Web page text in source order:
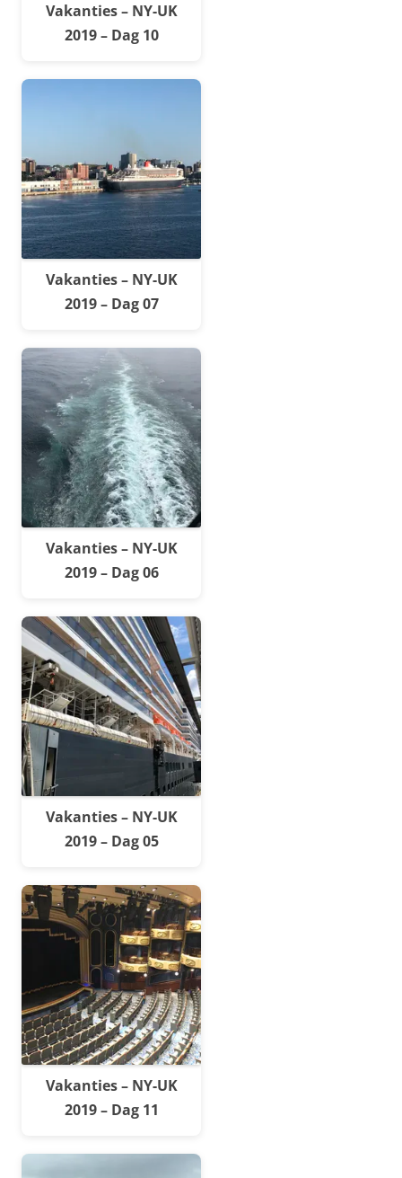
Vakanties – NY-UK
2019 – Dag 10
Vakanties – NY-UK
2019 – Dag 07
Vakanties – NY-UK
2019 – Dag 06
Vakanties – NY-UK
2019 – Dag 05
Vakanties – NY-UK
2019 – Dag 11